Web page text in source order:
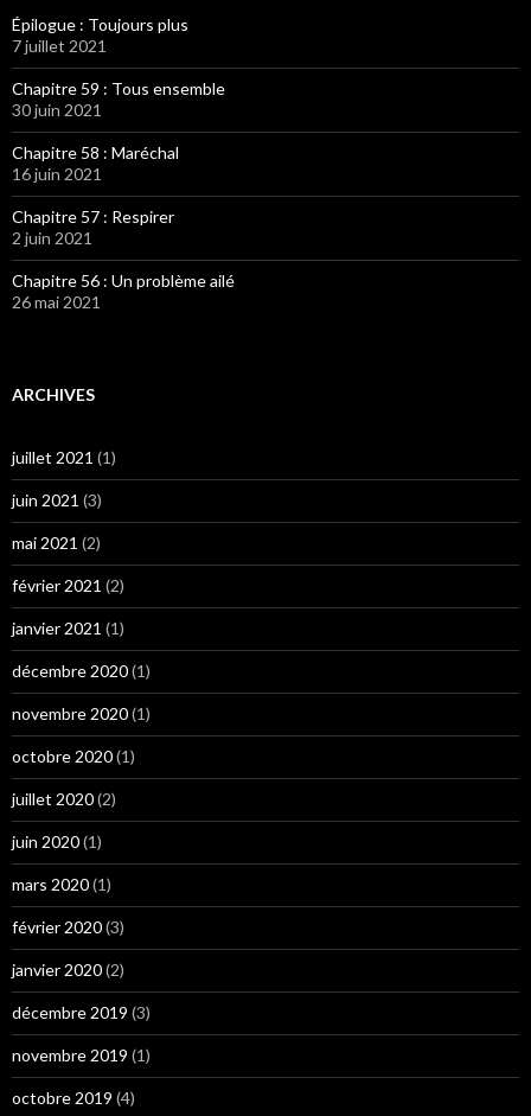
Épilogue : Toujours plus
7 juillet 2021
Chapitre 59 : Tous ensemble
30 juin 2021
Chapitre 58 : Maréchal
16 juin 2021
Chapitre 57 : Respirer
2 juin 2021
Chapitre 56 : Un problème ailé
26 mai 2021
ARCHIVES
juillet 2021 (1)
juin 2021 (3)
mai 2021 (2)
février 2021 (2)
janvier 2021 (1)
décembre 2020(1)
novembre 2020(1)
octobre 2020(1)
juillet 2020(2)
juin 2020(1)
mars 2020(1)
février 2020(3)
janvier 2020(2)
décembre 2019 (3)
novembre 2019 (1)
octobre 2019 (4)